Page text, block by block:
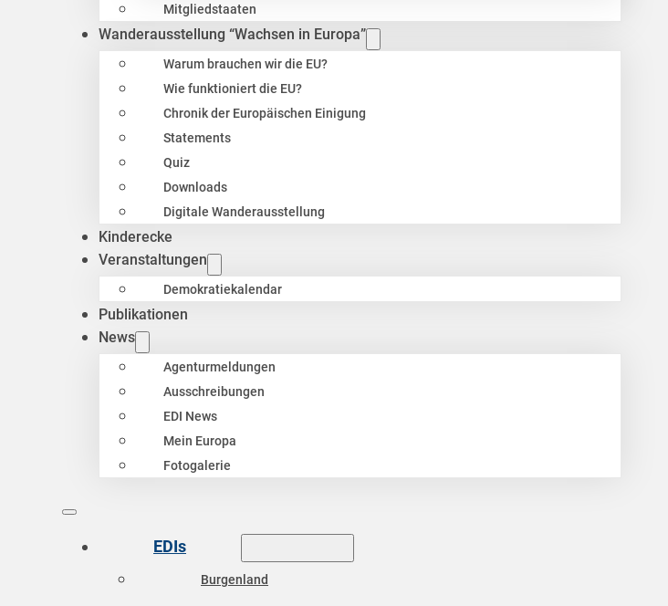
Mitgliedstaaten
Wanderausstellung “Wachsen in Europa”
Warum brauchen wir die EU?
Wie funktioniert die EU?
Chronik der Europäischen Einigung
Statements
Quiz
Downloads
Digitale Wanderausstellung
Kinderecke
Veranstaltungen
Demokratiekalendar
Publikationen
News
Agenturmeldungen
Ausschreibungen
EDI News
Mein Europa
Fotogalerie
EDIs
Burgenland